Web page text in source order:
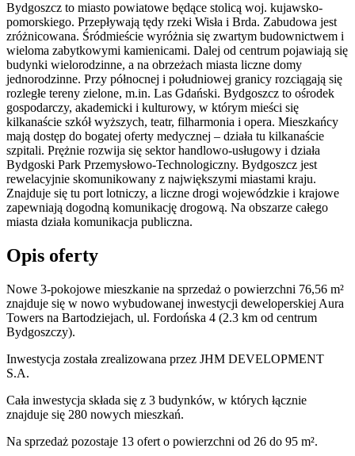
Bydgoszcz to miasto powiatowe będące stolicą woj. kujawsko-
pomorskiego. Przepływają tędy rzeki Wisła i Brda. Zabudowa jest
zróżnicowana. Śródmieście wyróżnia się zwartym budownictwem i
wieloma zabytkowymi kamienicami. Dalej od centrum pojawiają się
budynki wielorodzinne, a na obrzeżach miasta liczne domy
jednorodzinne. Przy północnej i południowej granicy rozciągają się
rozległe tereny zielone, m.in. Las Gdański. Bydgoszcz to ośrodek
gospodarczy, akademicki i kulturowy, w którym mieści się
kilkanaście szkół wyższych, teatr, filharmonia i opera. Mieszkańcy
mają dostęp do bogatej oferty medycznej – działa tu kilkanaście
szpitali. Prężnie rozwija się sektor handlowo-usługowy i działa
Bydgoski Park Przemysłowo-Technologiczny. Bydgoszcz jest
rewelacyjnie skomunikowany z największymi miastami kraju.
Znajduje się tu port lotniczy, a liczne drogi wojewódzkie i krajowe
zapewniają dogodną komunikację drogową. Na obszarze całego
miasta działa komunikacja publiczna.
Opis oferty
Nowe 3-pokojowe mieszkanie na sprzedaż o powierzchni 76,56 m²
znajduje się w nowo wybudowanej inwestycji deweloperskiej Aura
Towers na Bartodziejach, ul. Fordońska 4 (2.3 km od centrum
Bydgoszczy).
Inwestycja została zrealizowana przez JHM DEVELOPMENT
S.A.
Cała inwestycja składa się z 3 budynków, w których łącznie
znajduje się 280 nowych mieszkań.
Na sprzedaż pozostaje 13 ofert o powierzchni od 26 do 95 m².